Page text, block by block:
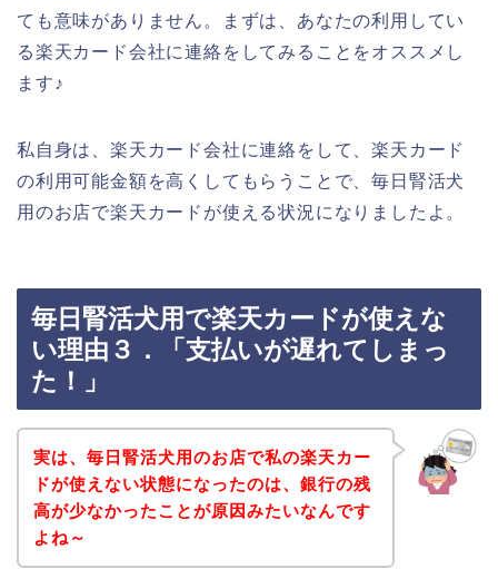
ても意味がありません。まずは、あなたの利用してい
る楽天カード会社に連絡をしてみることをオススメし
ます♪
私自身は、楽天カード会社に連絡をして、楽天カード
の利用可能金額を高くしてもらうことで、毎日腎活犬
用のお店で楽天カードが使える状況になりましたよ。
毎日腎活犬用で楽天カードが使えな
い理由３．「支払いが遅れてしまっ
た！」
実は、毎日腎活犬用のお店で私の楽天カー
ドが使えない状態になったのは、銀行の残
高が少なかったことが原因みたいなんです
よね～